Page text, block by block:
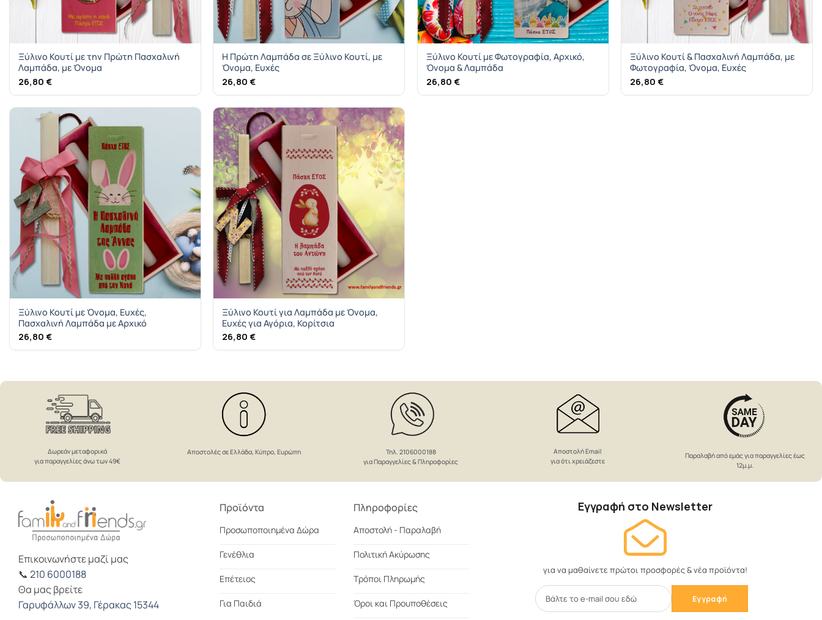
Ξύλινο Κουτί με την Πρώτη Πασχαλινή
Λαμπάδα, με Όνομα
26,80 €
Η Πρώτη Λαμπάδα σε Ξύλινο Κουτί, με
Όνομα, Ευχές
26,80€
Ξύλινο Κουτί με Φωτογραφία, Αρχικό,
Όνομα & Λαμπάδα
26,80 €
Ξύλινο Κουτί & Πασχαλινή Λαμπάδα, με
Φωτογραφία, Όνομα, Ευχές
26,80€
Ξύλινο Κουτί με Όνομα, Ευχές,
Πασχαλινή Λαμπάδα με Αρχικό
26,80 €
Ξύλινο Κουτί για Λαμπάδα με Όνομα,
Ευχές για Αγόρια, Κορίτσια
26,80€
Δωρεάν μεταφορικά
για παραγγελίες άνω των 49€
Αποστολές σε Ελλάδα, Κύπρο, Ευρώπη
Τηλ. 2106000188
για Παραγγελίες & Πληροφορίες
Αποστολή Email
για ότι χρειάζεστε
Παραλαβή από εμάς για παραγγελίες έως
12μ.μ.
Επικοινωνήστε μαζί μας
📞 210 6000188
Θα μας βρείτε
Γαρυφάλλων 39, Γέρακας 15344
Προϊόντα
Προσωποποιημένα Δώρα
Γενέθλια
Επέτειος
Για Παιδιά
Πληροφορίες
Αποστολή - Παραλαβή
Πολιτική Ακύρωσης
Τρόποι Πληρωμής
Όροι και Προυποθέσεις
Εγγραφή στο Newsletter
για να μαθαίνετε πρώτοι προσφορές & νέα προϊόντα!